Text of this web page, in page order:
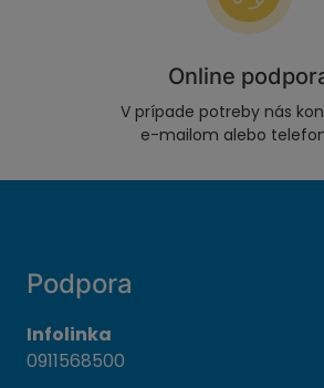
Online
V prípade potreby nás
e-mailom alebo
Podpora
Infolinka
0911568500